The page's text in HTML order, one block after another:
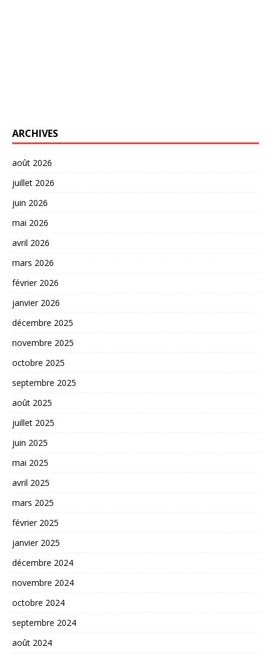
ARCHIVES
août 2026
juillet 2026
juin 2026
mai 2026
avril 2026
mars 2026
février 2026
janvier 2026
décembre 2025
novembre 2025
octobre 2025
septembre 2025
août 2025
juillet 2025
juin 2025
mai 2025
avril 2025
mars 2025
février 2025
janvier 2025
décembre 2024
novembre 2024
octobre 2024
septembre 2024
août 2024